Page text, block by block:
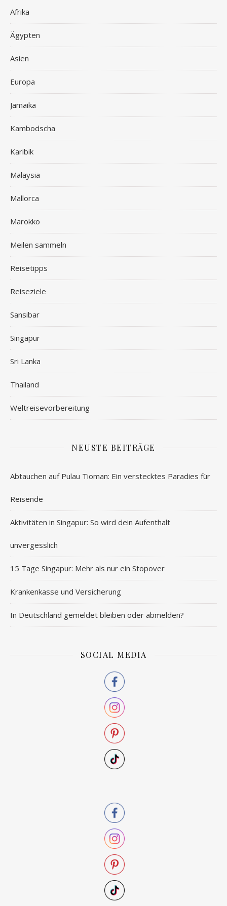
Afrika
Ägypten
Asien
Europa
Jamaika
Kambodscha
Karibik
Malaysia
Mallorca
Marokko
Meilen sammeln
Reisetipps
Reiseziele
Sansibar
Singapur
Sri Lanka
Thailand
Weltreisevorbereitung
NEUSTE BEITRÄGE
Abtauchen auf Pulau Tioman: Ein verstecktes Paradies für
Reisende
Aktivitäten in Singapur: So wird dein Aufenthalt
unvergesslich
15 Tage Singapur: Mehr als nur ein Stopover
Krankenkasse und Versicherung
In Deutschland gemeldet bleiben oder abmelden?
SOCIAL MEDIA